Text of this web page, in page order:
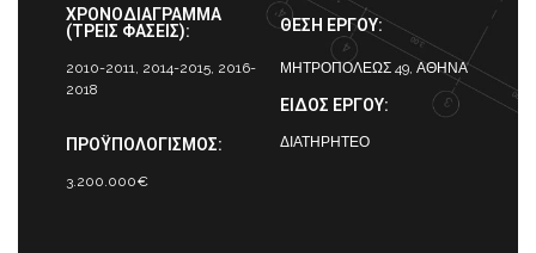
ΧΡΟΝΟΔΙΑΓΡΑΜΜΑ
(ΤΡΕΙΣ ΦΑΣΕΙΣ):
2010-2011, 2014-2015, 2016-
2018
ΠΡΟΫΠΟΛΟΓΙΣΜΟΣ:
3.200.000€
ΘΕΣΗ ΕΡΓΟΥ:
ΜΗΤΡΟΠΟΛΕΩΣ 49, ΑΘΗΝΑ
ΕΙΔΟΣ ΕΡΓΟΥ:
ΔΙΑΤΗΡΗΤΕΟ